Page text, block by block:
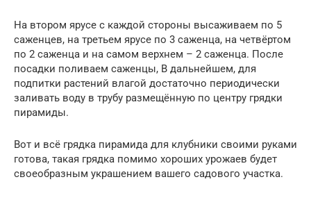
На втором ярусе с каждой стороны высаживаем по 5
саженцев, на третьем ярусе по 3 саженца, на четвёртом
по 2 саженца и на самом верхнем – 2 саженца. После
посадки поливаем саженцы, В дальнейшем, для
подпитки растений влагой достаточно периодически
заливать воду в трубу размещённую по центру грядки
пирамиды.
Вот и всё грядка пирамида для клубники своими руками
готова, такая грядка помимо хороших урожаев будет
своеобразным украшением вашего садового участка.